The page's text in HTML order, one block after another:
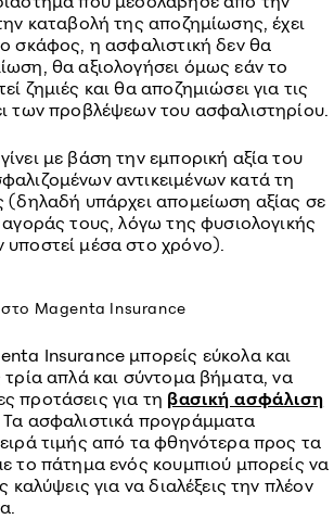
καταβολή της αποζημίωσης, έχει
σκάφος, η ασφαλιστική δεν θα
θα αξιολογήσει όμως εάν το
ζημιές και θα αποζημιώσει για τις
των προβλέψεων του ασφαλιστηρίου.
με βάση την εμπορική αξία του
αντικειμένων κατά τη
(δηλαδή υπάρχει απομείωση αξίας σε
τους, λόγω της φυσιολογικής
μέσα στο χρόνο).
Magenta Insurance
Insurance μπορείς εύκολα και
απλά και σύντομα βήματα, να
προτάσεις για τη βασική ασφάλιση
ασφαλιστικά προγράμματα
τιμής από τα φθηνότερα προς τα
το πάτημα ενός κουμπιού μπορείς να
καλύψεις για να διαλέξεις την πλέον